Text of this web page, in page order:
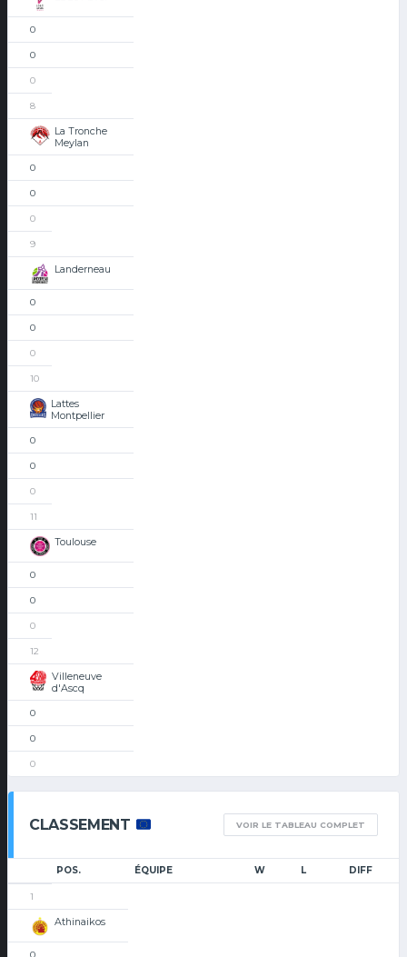
0
0
0
8
La Tronche
Meylan
0
0
0
9
Landerneau
0
0
0
10
Lattes
Montpellier
0
0
0
11
Toulouse
0
0
0
12
Villeneuve
d'Ascq
0
0
0
CLASSEMENT VOIR LE TABLEAU COMPLET
POS. ÉQUIPE W L DIFF
1
Athinaikos
0